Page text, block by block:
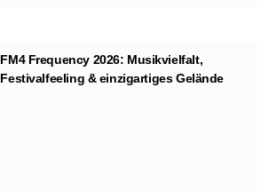
FM4 Frequency 2026: Musikvielfalt,
Festivalfeeling & einzigartiges Gelände